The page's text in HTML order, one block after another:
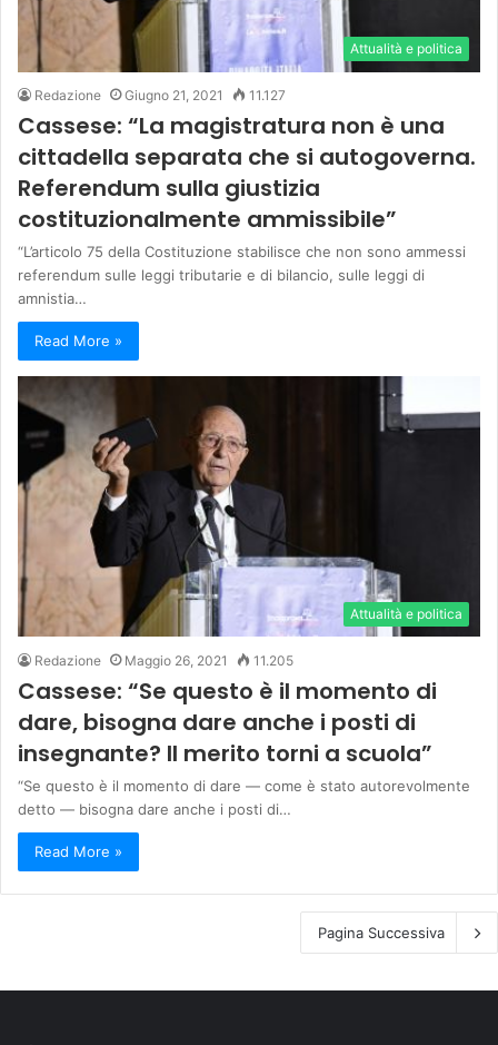
Attualità e politica
Redazione Giugno 21, 2021 11.127
Cassese: “La magistratura non è una
cittadella separata che si autogoverna.
Referendum sulla giustizia
costituzionalmente ammissibile”
“L’articolo 75 della Costituzione stabilisce che non sono ammessi
referendum sulle leggi tributarie e di bilancio, sulle leggi di
amnistia…
Read More »
Attualità e politica
Redazione Maggio 26, 2021 11.205
Cassese: “Se questo è il momento di
dare, bisogna dare anche i posti di
insegnante? Il merito torni a scuola”
“Se questo è il momento di dare — come è stato autorevolmente
detto — bisogna dare anche i posti di…
Read More »
Pagina Successiva